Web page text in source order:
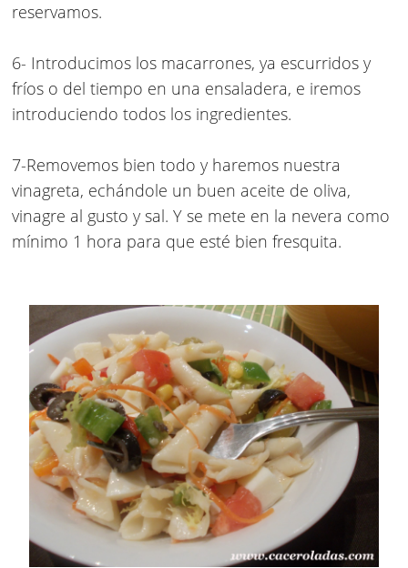
reservamos.
6- Introducimos los macarrones, ya escurridos y
fríos o del tiempo en una ensaladera, e iremos
introduciendo todos los ingredientes.
7-Removemos bien todo y haremos nuestra
vinagreta, echándole un buen aceite de oliva,
vinagre al gusto y sal. Y se mete en la nevera como
mínimo 1 hora para que esté bien fresquita.